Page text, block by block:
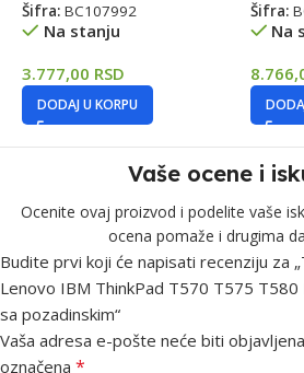
Šifra: BC107992
Na stanju
3.777,00 RSD
DODAJ U KORPU
Šifra:
Na
Vaše ocene i
Ocenite ovaj proizvod i podelite vaše
ocena pomaže i drugima
Budite prvi koji će napisati recenziju za
Lenovo IBM ThinkPad T570 T575 T580
sa pozadinskim“
Vaša adresa e-pošte neće biti
označena *